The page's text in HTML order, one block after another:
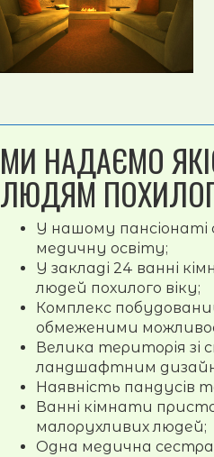
МИ НАДАЄМО
ЛЮДЯМ
У нашому
медичну освіту;
У закладі 24 ванні
людей похилого віку;
Комплекс
обмеженими
Велика територія зі
ландшафтним
Наявність пандусів
Ванні кімнати
малорухливих людей;
Одна медична сестра